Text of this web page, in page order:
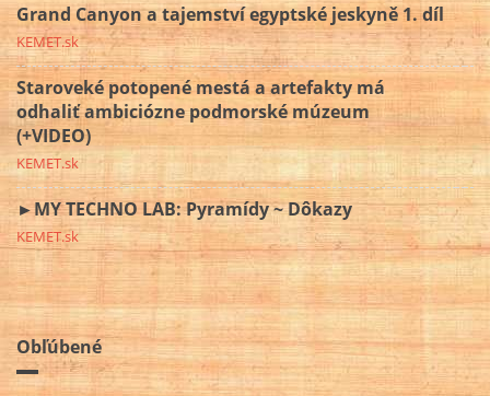
Grand Canyon a tajemství egyptské jeskyně 1. díl
KEMET.sk
Staroveké potopené mestá a artefakty má
odhaliť ambiciózne podmorské múzeum
(+VIDEO)
KEMET.sk
►MY TECHNO LAB: Pyramídy ~ Dôkazy
KEMET.sk
Obľúbené